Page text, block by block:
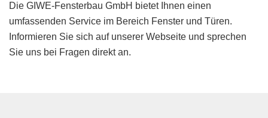
Die GIWE-Fensterbau GmbH bietet Ihnen einen
umfassenden Service im Bereich Fenster und Türen.
Informieren Sie sich auf unserer Webseite und sprechen
Sie uns bei Fragen direkt an.